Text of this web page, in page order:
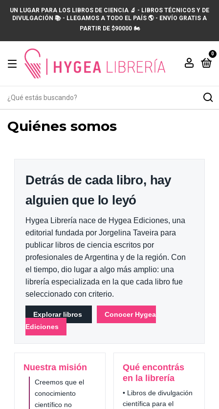
UN LUGAR PARA LOS LIBROS DE CIENCIA 🔬 - LIBROS TÉCNICOS Y DE
DIVULGACIÓN 📚 - LLEGAMOS A TODO EL PAÍS 🌎 - ENVÍO GRATIS A
PARTIR DE $90000 🏍️
0
Quiénes somos
Detrás de cada libro, hay
alguien que lo leyó
Hygea Librería nace de Hygea Ediciones, una
editorial fundada por Jorgelina Taveira para
publicar libros de ciencia escritos por
profesionales de Argentina y de la región. Con
el tiempo, dio lugar a algo más amplio: una
librería especializada en la que cada libro fue
seleccionado con criterio.
Explorar libros
Conocer Hygea
Ediciones
Nuestra misión
Creemos que el
conocimiento
científico no
Qué encontrás
en la librería
• Libros de divulgación
científica para el